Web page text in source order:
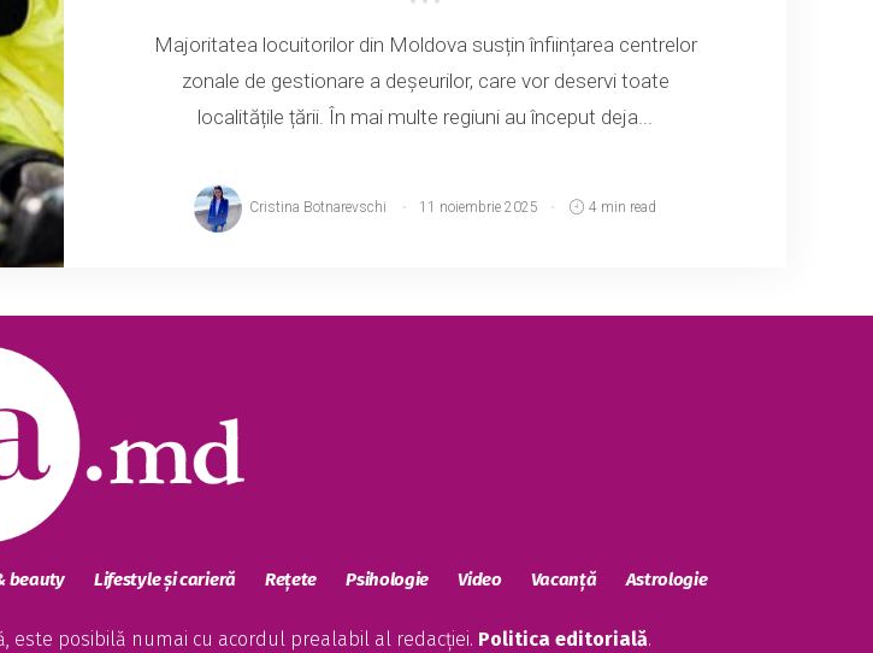
Majoritatea locuitorilor din Moldova susțin înființarea centrelor
zonale de gestionare a deșeurilor, care vor deservi toate
localitățile țării. În mai multe regiuni au început deja...
Cristina Botnarevschi 11 noiembrie 2025 4 min read
beauty Lifestyle și carieră Rețete Psihologie Video Vacanță Astrologie
este posibilă numai cu acordul prealabil al redacției. Politica editorială.